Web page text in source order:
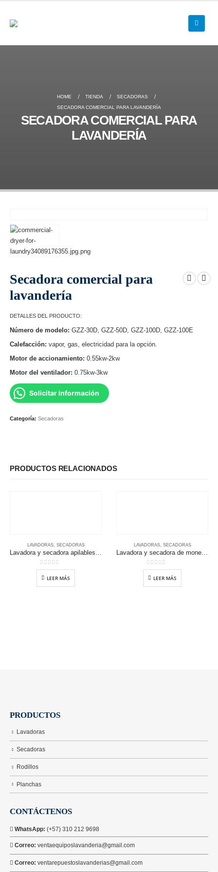
HOME TIENDA
SECADORAS
SECADORA COMERCIAL PARA LAVANDERÍA
SECADORA COMERCIAL PARA
LAVANDERÍA
Secadora comercial para
lavandería
DETALLES DEL PRODUCTO:
Número de modelo: GZZ-30D, GZZ-50D, GZZ-100D, GZZ-100E
Calefacción: vapor, gas, electricidad para la opción.
Motor de accionamiento: 0.55kw-2kw
Motor del ventilador: 0.75kw-3kw
Solicitar información
Categoría: Secadoras
PRODUCTOS RELACIONADOS
LAVADORAS, SECADORAS
0out of 5
LEER MÁS
LAVADORAS, SECADORAS
0out of 5
LEER MÁS
PRODUCTOS
Lavadoras
Secadoras
Rodillos
Planchas
CONTÁCTENOS
WhatsApp: (+57) 310 212 9698
Correo: ventaequiposlavanderia@gmail.com
Correo: ventarepuestoslavanderias@gmail.com